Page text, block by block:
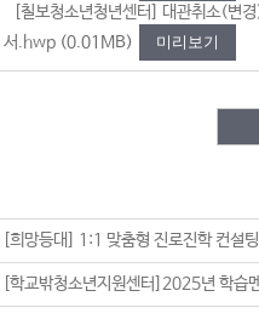
[칠보청소년청년센터] 대관취소(변
서.hwp (0.01MB) 미리보기
[희망등대] 1:1 맞춤형 진로진학 컨설팅 사전
[학교밖청소년지원센터]2025년 학습멘토 신